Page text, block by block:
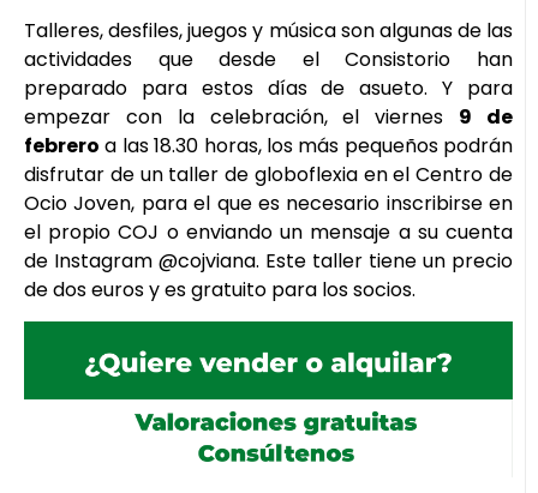
Talleres, desfiles, juegos y música son algunas de las
actividades que desde el Consistorio han
preparado para estos días de asueto. Y para
empezar con la celebración, el viernes 9 de
febrero a las 18.30 horas, los más pequeños podrán
disfrutar de un taller de globoflexia en el Centro de
Ocio Joven, para el que es necesario inscribirse en
el propio COJ o enviando un mensaje a su cuenta
de Instagram @cojviana. Este taller tiene un precio
de dos euros y es gratuito para los socios.